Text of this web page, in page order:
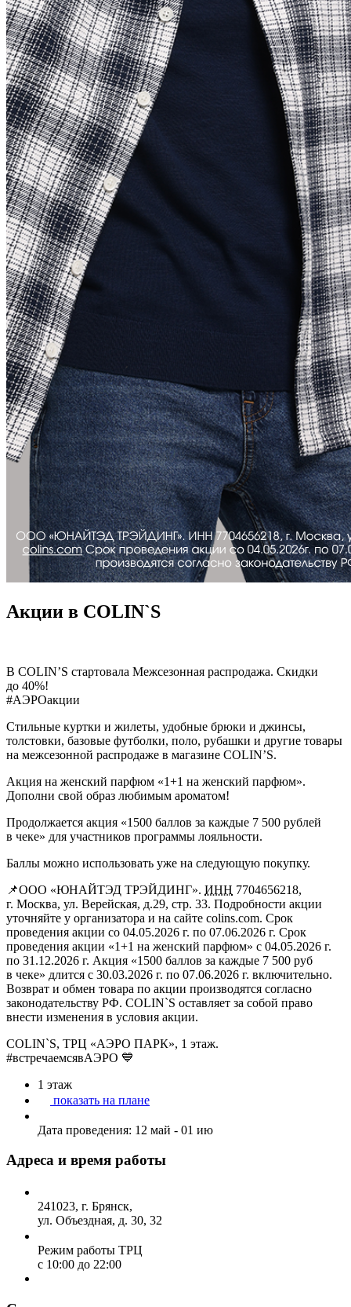
Акции в COLIN`S
В COLIN’S стартовала Межсезонная распродажа. Скидки
до 40%!
#АЭРОакции
Стильные куртки и жилеты, удобные брюки и джинсы,
толстовки, базовые футболки, поло, рубашки и другие товары
на межсезонной распродаже в магазине COLIN’S.
Акция на женский парфюм «1+1 на женский парфюм».
Дополни свой образ любимым ароматом!
Продолжается акция «1500 баллов за каждые 7 500 рублей
в чеке» для участников программы лояльности.
Баллы можно использовать уже на следующую покупку.
📌ООО «ЮНАЙТЭД ТРЭЙДИНГ». ИНН 7704656218,
г. Москва, ул. Верейская, д.29, стр. 33. Подробности акции
уточняйте у организатора и на сайте colins.com. Срок
проведения акции со 04.05.2026 г. по 07.06.2026 г. Срок
проведения акции «1+1 на женский парфюм» с 04.05.2026 г.
по 31.12.2026 г. Акция «1500 баллов за каждые 7 500 руб
в чеке» длится с 30.03.2026 г. по 07.06.2026 г. включительно.
Возврат и обмен товара по акции производятся согласно
законодательству РФ. COLIN`S оставляет за собой право
внести изменения в условия акции.
COLIN`S, ТРЦ «АЭРО ПАРК», 1 этаж.
#встречаемсявАЭРО 💙
1 этаж
показать на плане
Дата проведения: 12 май - 01 ию
Адреса и время работы
241023, г. Брянск,
ул. Объездная, д. 30, 32
Режим работы ТРЦ
с 10:00 до 22:00